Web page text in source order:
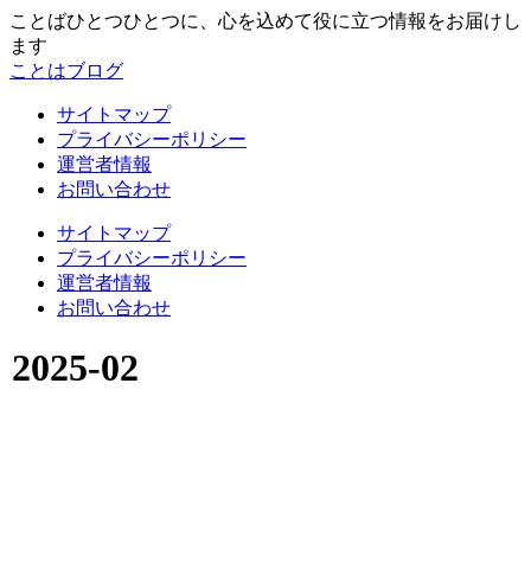
ことばひとつひとつに、心を込めて役に立つ情報をお届けし
ます
ことはブログ
サイトマップ
プライバシーポリシー
運営者情報
お問い合わせ
サイトマップ
プライバシーポリシー
運営者情報
お問い合わせ
2025-02